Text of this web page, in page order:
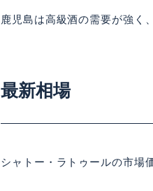
鹿児島は高級酒の需要が強く
最新相場
シャトー・ラトゥールの市場